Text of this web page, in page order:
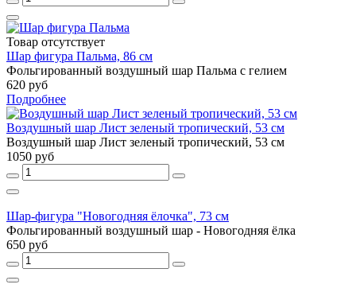
Товар отсутствует
Шар фигура Пальма, 86 см
Фольгированный воздушный шар Пальма с гелием
620 руб
Подробнее
Воздушный шар Лист зеленый тропический, 53 см
Воздушный шар Лист зеленый тропический, 53 см
1050 руб
Шар-фигура "Новогодняя ёлочка", 73 см
Фольгированный воздушный шар - Новогодняя ёлка
650 руб